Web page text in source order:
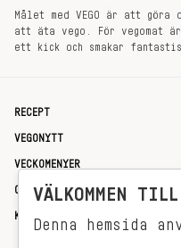
Målet med VEGO är att
att äta vego. För
ett kick och smakar
RECEPT
VEGONYTT
VECKOMENYER
OM OSS
KONTAKT
VÄLKOMMEN
Denna hemsida